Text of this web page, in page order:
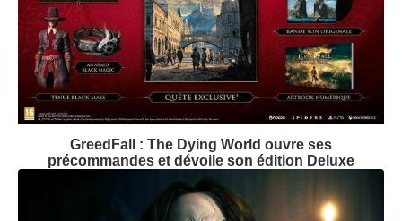
GreedFall : The Dying World ouvre ses
précommandes et dévoile son édition Deluxe